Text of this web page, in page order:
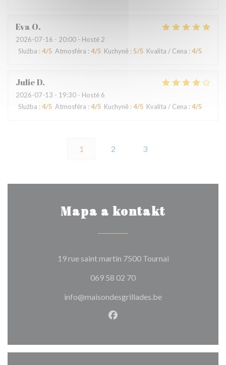
Eva O
2026-07-16 - 20:00 - Hosté 2
Služba : 4/5 Atmosféra : 4/5 Kuchyně : 5/5 Kvalita / Cena : 4/5
JulieD
2026-07-13 - 19:30 - Hosté 6
Služba :4/5 Atmosféra :4/5 Kuchyně :4/5 Kvalita / Cena :4/5
1 2 3
Mapa a kontakt
19 rue saint martin 7500 Tournai((otevře se v
069 58 02 70
info@maisondesgrillades.be
Facebook ((otevře se v